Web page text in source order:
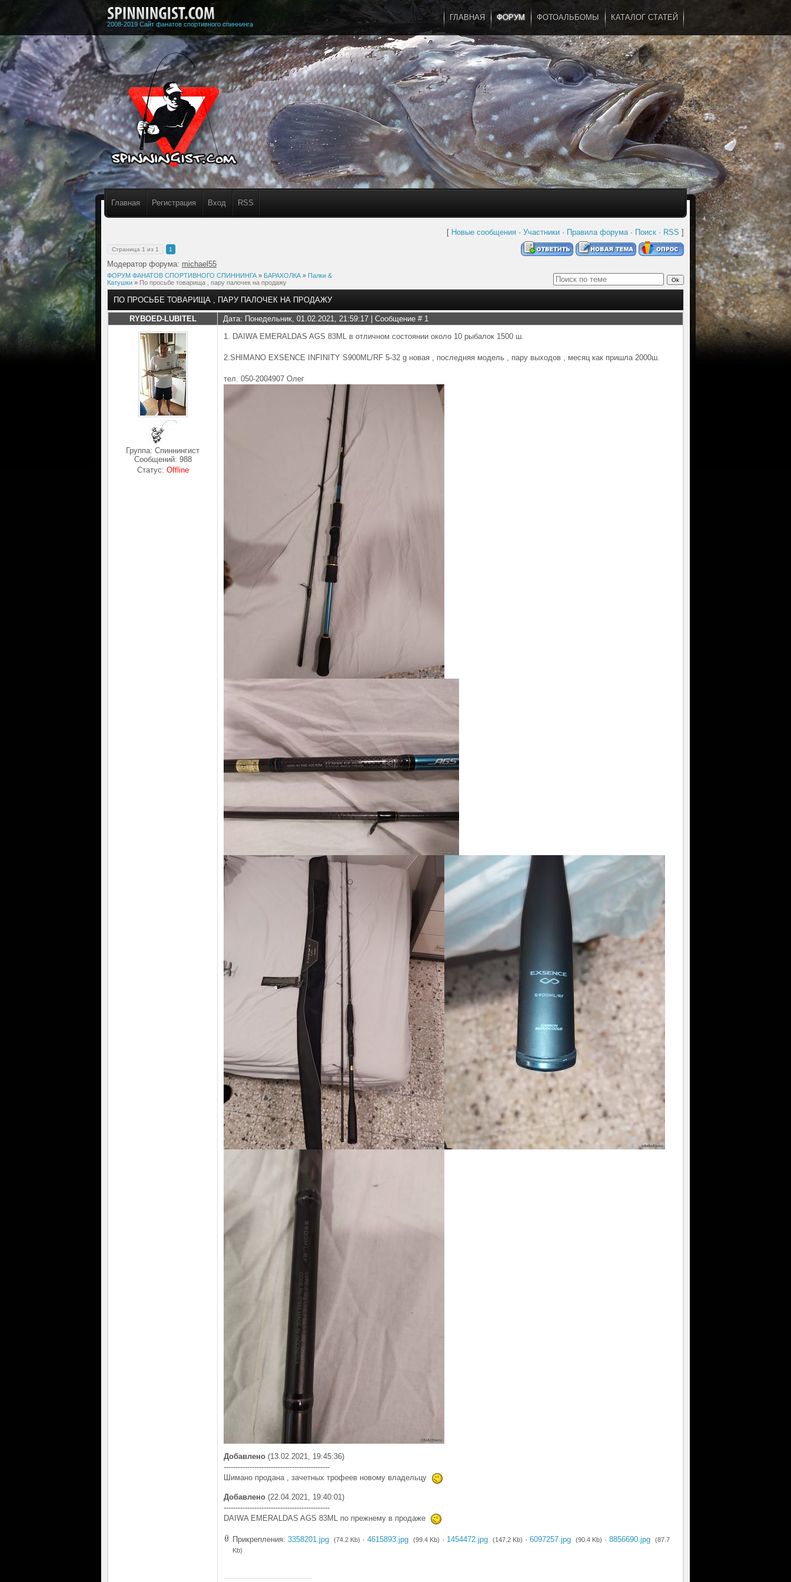
2008-2019 Сайт фанатов спортивного спиннинга
ГЛАВНАЯ ФОРУМ ФОТОАЛЬБОМЫ КАТАЛОГ СТАТЕЙ
Главная Регистрация Вход RSS
...
[ Новые сообщения · Участники · Правила форума· Поиск · RSS ]
Страница 1 из 1 1
Модератор форума: michael55
ФОРУМ ФАНАТОВ СПОРТИВНОГО СПИННИНГА » БАРАХОЛКА » Палки &
Катушки » По просьбе товарища , пару палочек на продажу
ПО ПРОСЬБЕ ТОВАРИЩА , ПАРУ ПАЛОЧЕК НА ПРОДАЖУ
RYBOED-LUBITEL Дата: Понедельник, 01.02.2021, 21:59:17 | Сообщение # 1
Группа: Спиннингист
Сообщений: 988
Статус: Offline
1. DAIWA EMERALDAS AGS 83ML в отличном состоянии около 10 рыбалок 1500 ш.
2.SHIMANO EXSENCE INFINITY S900ML/RF 5-32 g новая , последняя модель , пару выходов , месяц как пришла 2000ш.
тел. 050-2004907 Олег
Добавлено (13.02.2021, 19:45:36)
---------------------------------------------
Шимано продана , зачетных трофеев новому владельцу
Добавлено (22.04.2021, 19:40:01)
---------------------------------------------
DAIWA EMERALDAS AGS 83ML по прежнему в продаже
Прикрепления: 3358201.jpg (74.2 Kb) · 4615893.jpg (99.4 Kb) · 1454472.jpg (147.2 Kb) · 6097257.jpg (90.4 Kb) · 8856690.jpg
(87.7
Kb)